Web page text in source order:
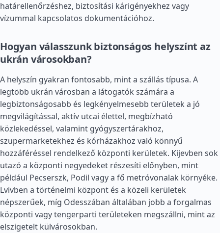
határellenőrzéshez, biztosítási kárigényekhez vagy
vízummal kapcsolatos dokumentációhoz.
Hogyan válasszunk biztonságos helyszínt az
ukrán városokban?
A helyszín gyakran fontosabb, mint a szállás típusa. A
legtöbb ukrán városban a látogatók számára a
legbiztonságosabb és legkényelmesebb területek a jó
megvilágítással, aktív utcai élettel, megbízható
közlekedéssel, valamint gyógyszertárakhoz,
szupermarketekhez és kórházakhoz való könnyű
hozzáféréssel rendelkező központi kerületek. Kijevben sok
utazó a központi negyedeket részesíti előnyben, mint
például Pecserszk, Podil vagy a fő metróvonalak környéke.
Lvivben a történelmi központ és a közeli kerületek
népszerűek, míg Odesszában általában jobb a forgalmas
központi vagy tengerparti területeken megszállni, mint az
elszigetelt külvárosokban.